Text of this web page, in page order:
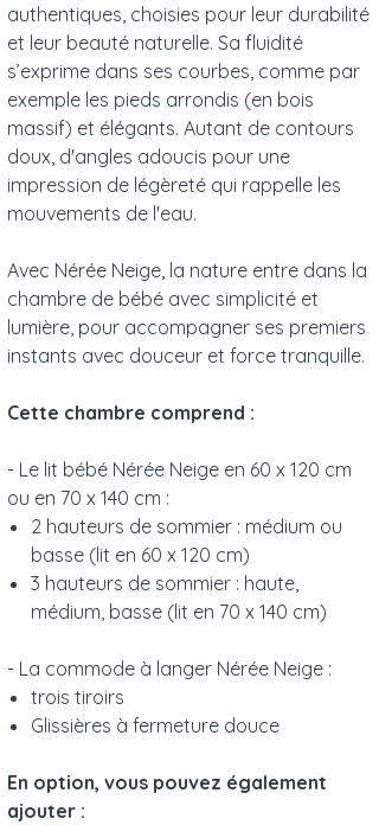
authentiques, choisies pour leur durabilité
et leur beauté naturelle. Sa fluidité
s’exprime dans ses courbes, comme par
exemple les pieds arrondis (en bois
massif) et élégants. Autant de contours
doux, d'angles adoucis pour une
impression de légèreté qui rappelle les
mouvements de l'eau.
Avec Nérée Neige, la nature entre dans la
chambre de bébé avec simplicité et
lumière, pour accompagner ses premiers
instants avec douceur et force tranquille.
Cette chambre comprend :
- Le lit bébé Nérée Neige en 60 x 120 cm
ou en 70 x 140 cm :
2 hauteurs de sommier : médium ou
basse (lit en 60 x 120 cm)
3 hauteurs de sommier : haute,
médium, basse (lit en 70 x 140 cm)
- La commode à langer Nérée Neige :
trois tiroirs
Glissières à fermeture douce
En option, vous pouvez également
ajouter :